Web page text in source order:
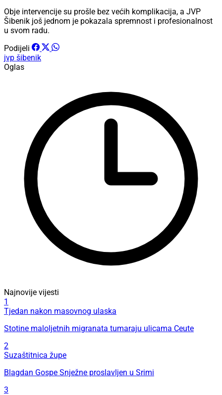
Obje intervencije su prošle bez većih komplikacija, a JVP
Šibenik još jednom je pokazala spremnost i profesionalnost
u svom radu.
Podijeli
jvp šibenik
Oglas
Najnovije vijesti
1
Tjedan nakon masovnog ulaska
Stotine maloljetnih migranata tumaraju ulicama Ceute
2
Suzaštitnica župe
Blagdan Gospe Snježne proslavljen u Srimi
3